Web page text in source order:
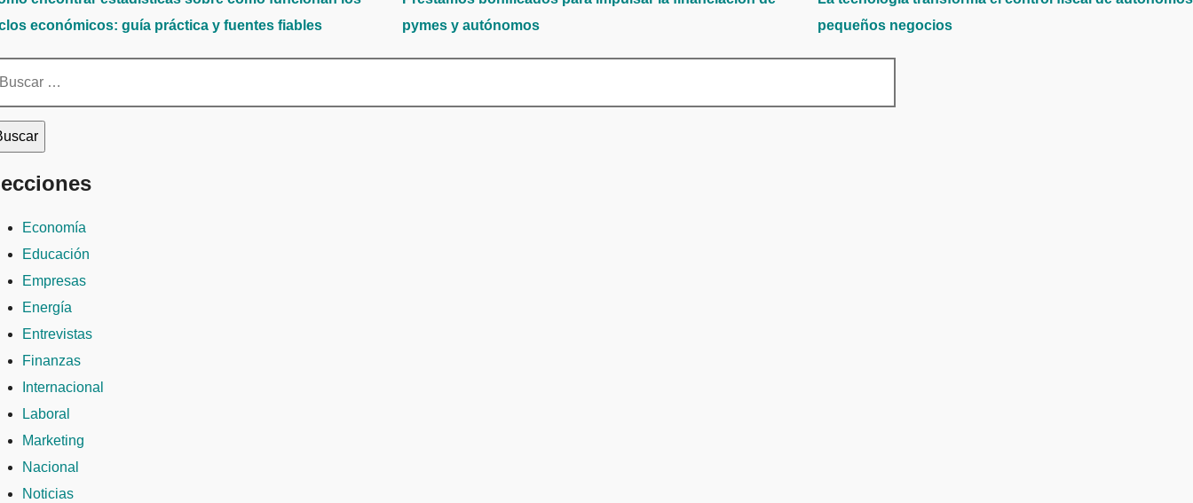
económicos: guía práctica y fuentes fiables
pymes y autónomos
pequeños negocios
Economía
Educación
Empresas
Energía
Entrevistas
Finanzas
Internacional
Laboral
Marketing
Nacional
Noticias